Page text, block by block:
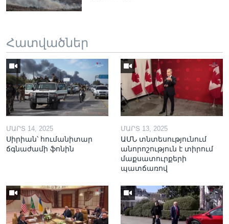
Հատվածներ
ՄԱՐՏ 14, 2025
Սիրիան՝ հումանիտար
ճգնաժամի ֆոնին
ՄԱՐՏ 13, 2025
ԱՄՆ տնտեսությունում
անորոշություն է տիրում
մաքսատուրքերի
պատճառով